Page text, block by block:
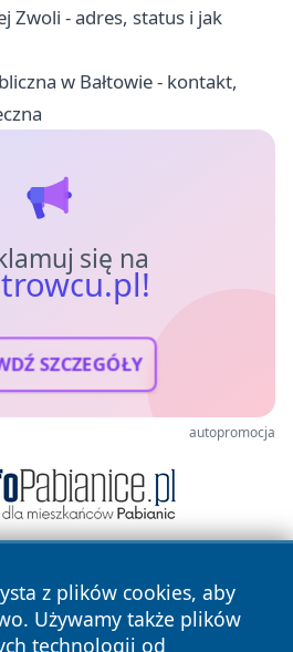
Zwoli - adres, status i jak
w Bałtowie - kontakt,
się na
SZCZEGÓŁY
autopromocja
z plików cookies, aby
Używamy także plików
technologii od